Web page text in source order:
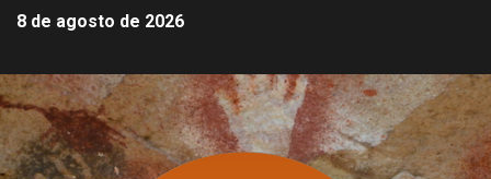
8 de agosto de 2026